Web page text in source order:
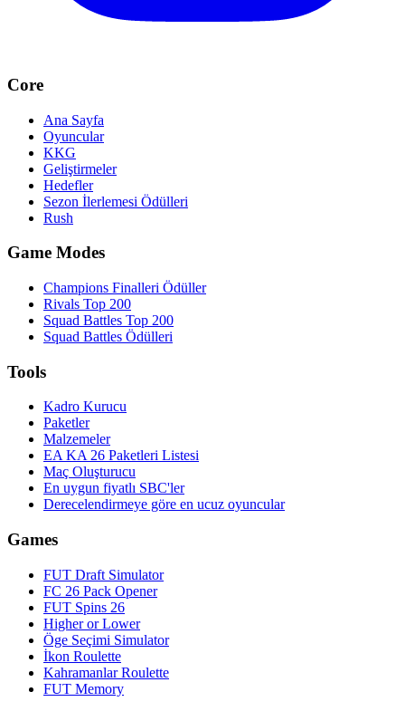
Core
Ana Sayfa
Oyuncular
KKG
Geliştirmeler
Hedefler
Sezon İlerlemesi Ödülleri
Rush
Game Modes
Champions Finalleri Ödüller
Rivals Top 200
Squad Battles Top 200
Squad Battles Ödülleri
Tools
Kadro Kurucu
Paketler
Malzemeler
EA KA 26 Paketleri Listesi
Maç Oluşturucu
En uygun fiyatlı SBC'ler
Derecelendirmeye göre en ucuz oyuncular
Games
FUT Draft Simulator
FC 26 Pack Opener
FUT Spins 26
Higher or Lower
Öge Seçimi Simulator
İkon Roulette
Kahramanlar Roulette
FUT Memory